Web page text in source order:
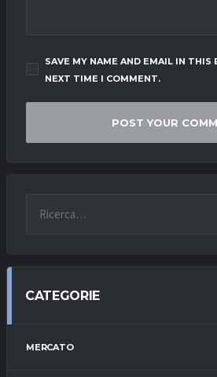
SAVE MY NAME AND EMAIL IN THIS
NEXT TIME I COMMENT.
CATEGORIE
MERCATO